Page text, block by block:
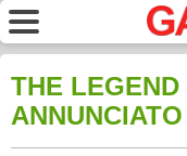
THE